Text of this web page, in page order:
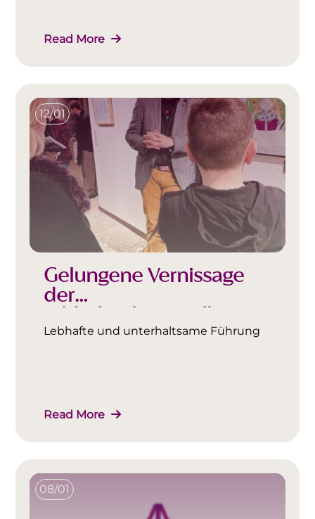
Read More
12/01
Gelungene Vernissage
der
Bilderbuchausstellung
„Krixkrax“
Lebhafte und unterhaltsame Führung
Read More
08/01